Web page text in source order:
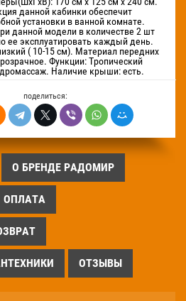
данной кабинки обеспечит
установки в ванной комнате.
данной модели в количестве 2 шт
ее эксплуатировать каждый день.
( 10-15 см). Материал передних
Функции: Тропический
Наличие крыши: есть.
поделиться:
О БРЕНДЕ РАДОМИР
ОПЛАТА
ОТЗЫВЫ